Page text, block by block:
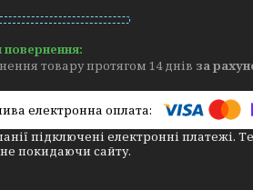
товару протягом 14 днів за
підключені електронні платежі.
покидаючи сайту.